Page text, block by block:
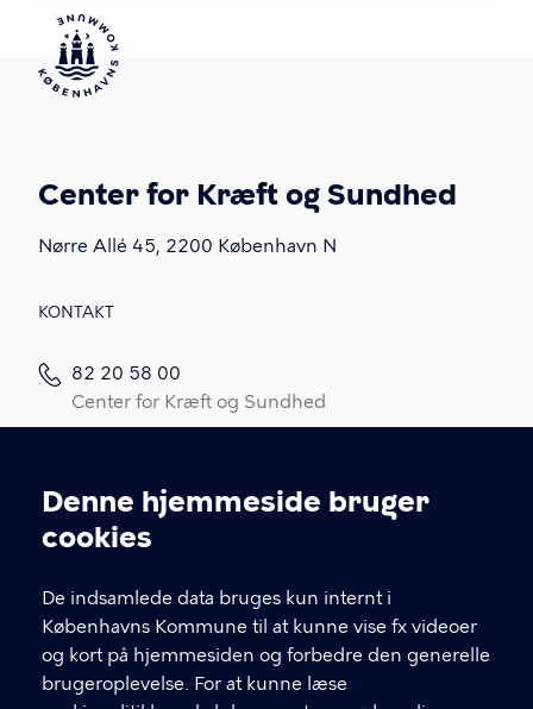
Cookieindstillinger
Denne hjemmeside bruger
cookies
De indsamlede data bruges kun internt i
Københavns Kommune til at kunne vise fx videoer
og kort på hjemmesiden og forbedre den generelle
brugeroplevelse. For at kunne læse
Center for Kræft og Sundhed
Nørre Allé 45, 2200 København N
KONTAKT
82 20 58 00
Center for Kræft og Sundhed
Kontakt os
Det er vigtigt, du udfylder et spørgeskema i
forbindelse med din indledende, opfølgende
eller afsluttende samtale med din
kontaktperson.